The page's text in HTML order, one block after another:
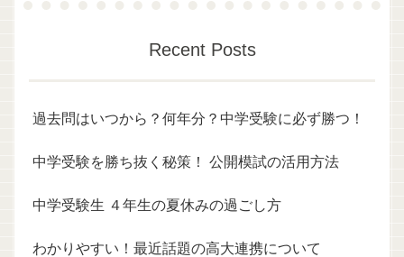
Recent Posts
過去問はいつから？何年分？中学受験に必ず勝つ！
中学受験を勝ち抜く秘策！ 公開模試の活用方法
中学受験生 ４年生の夏休みの過ごし方
わかりやすい！最近話題の高大連携について